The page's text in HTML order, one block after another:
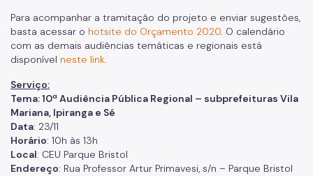
Para acompanhar a tramitação do projeto e enviar sugestões,
basta acessar o hotsite do Orçamento 2020. O calendário
com as demais audiências temáticas e regionais está
disponível neste link.
Serviço:
Tema: 10ª Audiência Pública Regional – subprefeituras Vila
Mariana, Ipiranga e Sé
Data: 23/11
Horário: 10h às 13h
Local: CEU Parque Bristol
Endereço: Rua Professor Artur Primavesi, s/n – Parque Bristol